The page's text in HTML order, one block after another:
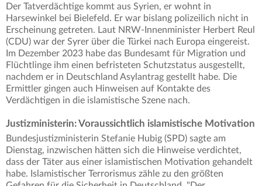
Der Tatverdächtige kommt aus Syrien, er wohnt in
Harsewinkel bei Bielefeld. Er war bislang polizeilich nicht in
Erscheinung getreten. Laut NRW-Innenminister Herbert Reul
(CDU) war der Syrer über die Türkei nach Europa eingereist.
Im Dezember 2023 habe das Bundesamt für Migration und
Flüchtlinge ihm einen befristeten Schutzstatus ausgestellt,
nachdem er in Deutschland Asylantrag gestellt habe. Die
Ermittler gingen auch Hinweisen auf Kontakte des
Verdächtigen in die islamistische Szene nach.
Justizministerin: Voraussichtlich islamistische Motivation
Bundesjustizministerin Stefanie Hubig (SPD) sagte am
Dienstag, inzwischen hätten sich die Hinweise verdichtet,
dass der Täter aus einer islamistischen Motivation gehandelt
habe. Islamistischer Terrorismus zähle zu den größten